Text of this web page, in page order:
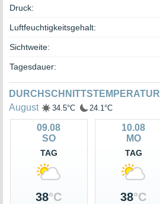
Druck:
Luftfeuchtigkeitsgehalt:
Sichtweite:
Tagesdauer:
DURCHSCHNITTSTEMPERATUR
August
34.5°C 24.1°C
09.08
SO
TAG
38°C
10.08
MO
TAG
38°C